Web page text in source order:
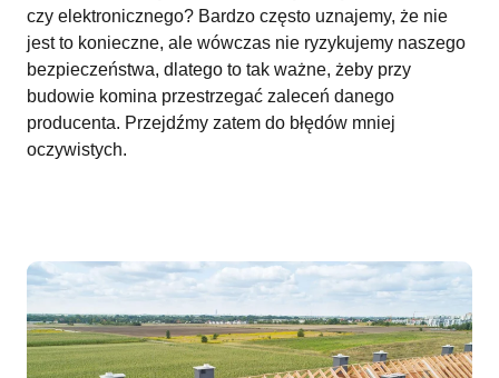
czy elektronicznego? Bardzo często uznajemy, że nie
jest to konieczne, ale wówczas nie ryzykujemy naszego
bezpieczeństwa, dlatego to tak ważne, żeby przy
budowie komina przestrzegać zaleceń danego
producenta. Przejdźmy zatem do błędów mniej
oczywistych.